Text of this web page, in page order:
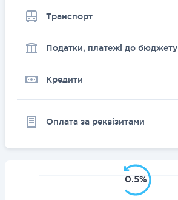
Транспорт
Податки, платежі до бюджету
Кредити
Оплата за реквізитами
0.5%